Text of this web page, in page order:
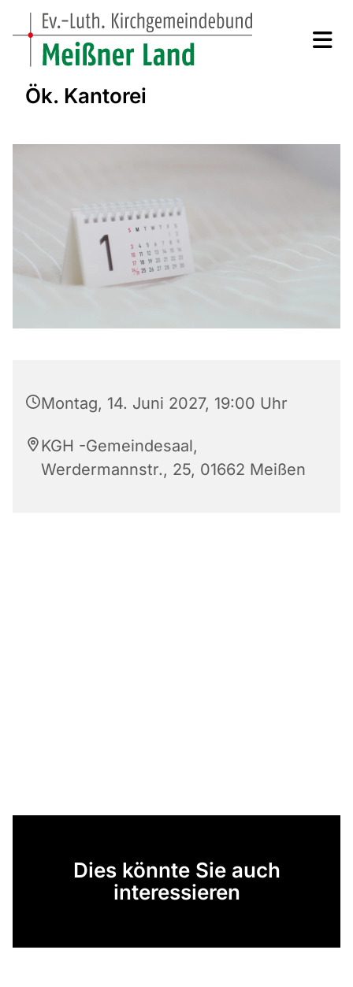
Ök. Kantorei
Montag, 14. Juni 2027, 19:00 Uhr
KGH -Gemeindesaal,
Werdermannstr., 25, 01662 Meißen
Dies könnte Sie auch
interessieren